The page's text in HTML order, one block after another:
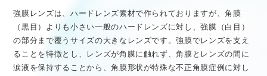
強膜レンズは、ハードレンズ素材で作られておりますが、角膜
（黒目）よりも小さい一般のハードレンズに対し、強膜（白目）
の部分まで覆うサイズの大きなレンズです。強膜でレンズを支え
ることを特徴とし、レンズが角膜に触れず、角膜とレンズの間に
涙液を保持することから、角膜形状が特殊な不正角膜症例に対し